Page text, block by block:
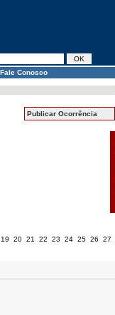
Fale Conosco
Publicar Ocorrência
19 20 21 22 23 24 25 26 27